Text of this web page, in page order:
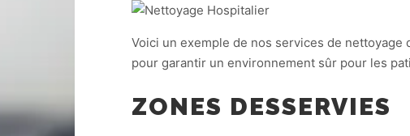
Voici un exemple de nos services de
pour garantir un environnement sûr pour les
ZONES DESSERVIES